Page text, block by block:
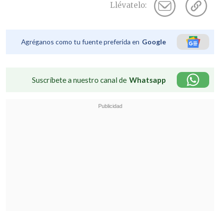
Llévatelo:
Agréganos como tu fuente preferida en Google
Suscríbete a nuestro canal de Whatsapp